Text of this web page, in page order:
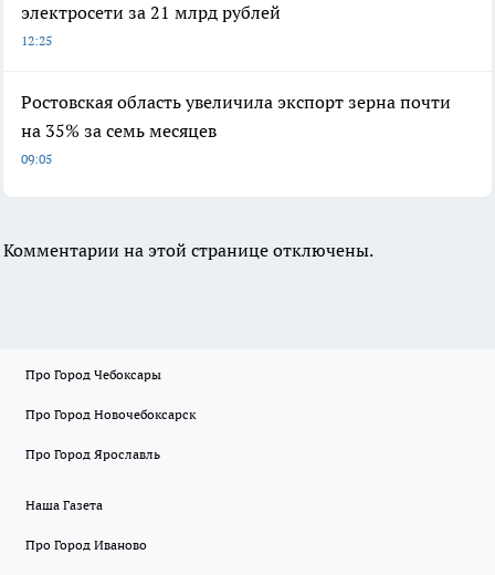
электросети за 21 млрд рублей
12:25
Ростовская область увеличила экспорт зерна почти
на 35% за семь месяцев
09:05
Комментарии на этой странице отключены.
Про Город Чебоксары
Про Город Новочебоксарск
Про Город Ярославль
Наша Газета
Про Город Иваново